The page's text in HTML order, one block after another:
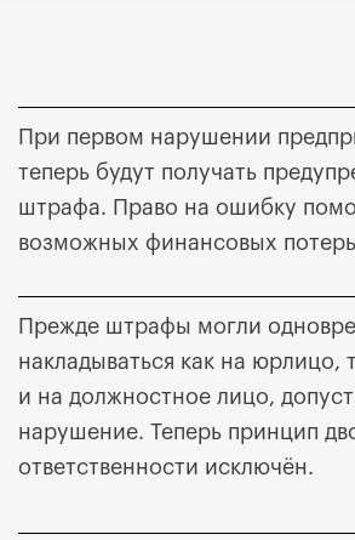
При первом нарушении
теперь будут получать
штрафа. Право на ошибку
возможных финансовых
Прежде штрафы могли
накладываться как на юрлицо,
и на должностное лицо,
нарушение. Теперь принцип
ответственности исключён.